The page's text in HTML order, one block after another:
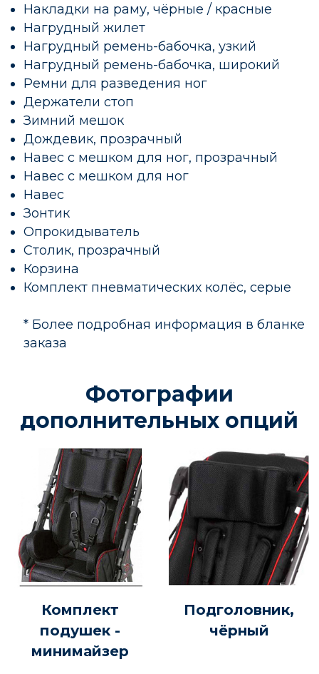
Накладки на раму, чёрные / красные
Нагрудный жилет
Нагрудный ремень-бабочка, узкий
Нагрудный ремень-бабочка, широкий
Ремни для разведения ног
Держатели стоп
Зимний мешок
Дождевик, прозрачный
Навес с мешком для ног, прозрачный
Навес с мешком для ног
Навес
Зонтик
Опрокидыватель
Столик, прозрачный
Корзина
Комплект пневматических колёс, серые
* Более подробная информация в бланке
заказа
Фотографии
дополнительных опций
Комплект
подушек -
минимайзер
Подголовник,
чёрный